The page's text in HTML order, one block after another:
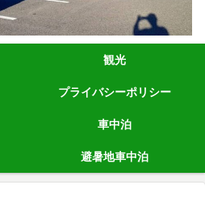
観光
プライバシーポリシー
車中泊
避暑地車中泊